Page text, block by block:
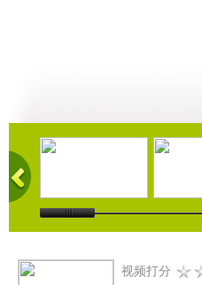
08:10
视频打分